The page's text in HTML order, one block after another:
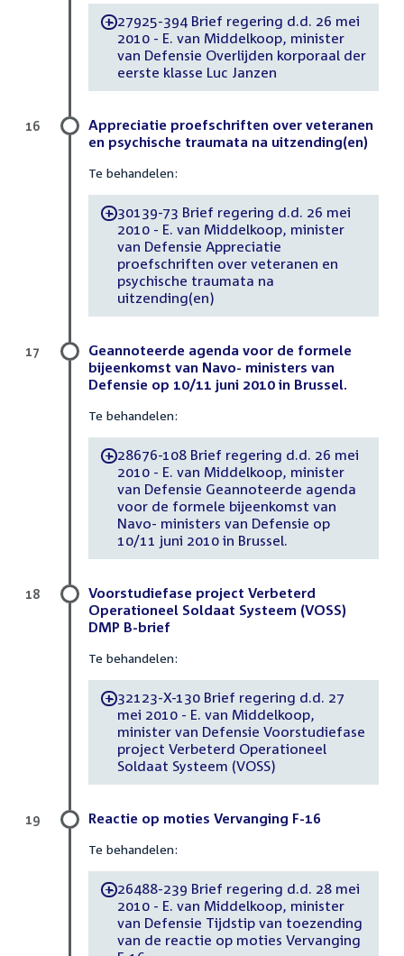
-27925-394 Brief regering d.d. 26 mei
2010 - E. van Middelkoop, minister
van Defensie Overlijden korporaal der
eerste klasse Luc Janzen
Appreciatie proefschriften over veteranen
en psychische traumata na uitzending(en)
Te behandelen:
-30139-73 Brief regering d.d. 26 mei
2010 - E. van Middelkoop, minister
van Defensie Appreciatie
proefschriften over veteranen en
psychische traumata na
uitzending(en)
16
Geannoteerde agenda voor de formele
bijeenkomst van Navo- ministers van
Defensie op 10/11 juni 2010 in Brussel.
Te behandelen:
-28676-108 Brief regering d.d. 26 mei
2010 - E. van Middelkoop, minister
van Defensie Geannoteerde agenda
voor de formele bijeenkomst van
Navo- ministers van Defensie op
10/11 juni 2010 in Brussel.
17
Voorstudiefase project Verbeterd
Operationeel Soldaat Systeem (VOSS)
DMP B-brief
Te behandelen:
-32123-X-130 Brief regering d.d. 27
mei 2010 - E. van Middelkoop,
minister van Defensie Voorstudiefase
project Verbeterd Operationeel
Soldaat Systeem (VOSS)
18
Reactie op moties Vervanging F-16
Te behandelen:
-26488-239 Brief regering d.d. 28 mei
2010 - E. van Middelkoop, minister
van Defensie Tijdstip van toezending
van de reactie op moties Vervanging
19